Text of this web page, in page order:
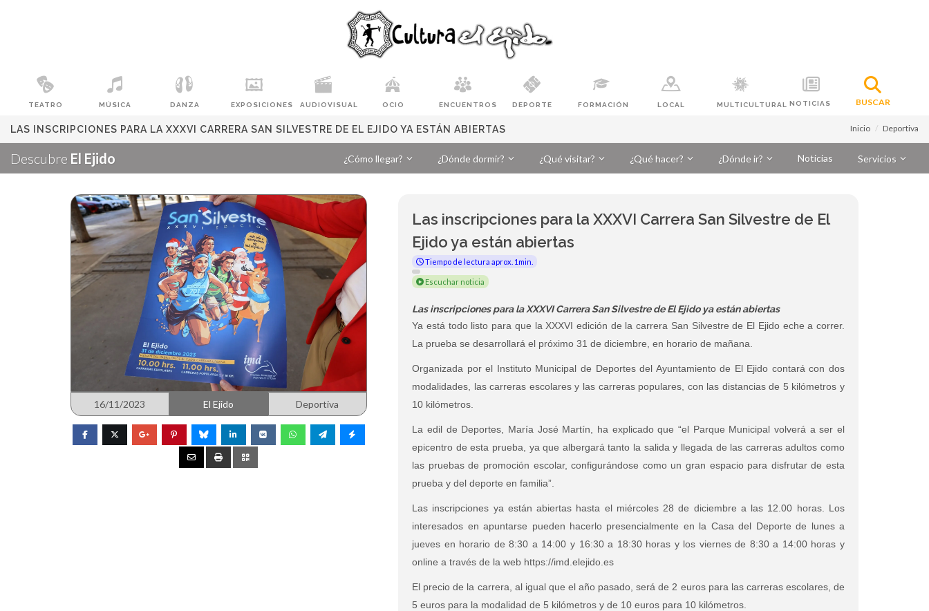
TEATRO MÚSICA DANZA EXPOSICIONES AUDIOVISUAL OCIO ENCUENTROS DEPORTE FORMACIÓN LOCAL MULTICULTURAL NOTICIAS BUSCAR
LAS INSCRIPCIONES PARA LA XXXVI CARRERA SAN SILVESTRE DE EL EJIDO YA ESTÁN ABIERTAS Inicio Deportiva
Descubre El Ejido ¿Cómo llegar? ¿Dónde dormir? ¿Qué visitar? ¿Qué hacer? ¿Dónde ir? Noticias Servicios
16/11/2023 El Ejido Deportiva
Las inscripciones para la XXXVI Carrera San Silvestre de El
Ejido ya están abiertas
Tiempo de lectura aprox. 1min.
Escuchar noticia
Las inscripciones para la XXXVI Carrera San Silvestre de El Ejido ya están abiertas
Ya está todo listo para que la XXXVI edición de la carrera San Silvestre de El Ejido eche a correr.
La prueba se desarrollará el próximo 31 de diciembre, en horario de mañana.
Organizada por el Instituto Municipal de Deportes del Ayuntamiento de El Ejido contará con dos
modalidades, las carreras escolares y las carreras populares, con las distancias de 5 kilómetros y
10 kilómetros.
La edil de Deportes, María José Martín, ha explicado que “el Parque Municipal volverá a ser el
epicentro de esta prueba, ya que albergará tanto la salida y llegada de las carreras adultos como
las pruebas de promoción escolar, configurándose como un gran espacio para disfrutar de esta
prueba y del deporte en familia”.
Las inscripciones ya están abiertas hasta el miércoles 28 de diciembre a las 12.00 horas. Los
interesados en apuntarse pueden hacerlo presencialmente en la Casa del Deporte de lunes a
jueves en horario de 8:30 a 14:00 y 16:30 a 18:30 horas y los viernes de 8:30 a 14:00 horas y
online a través de la web https://imd.elejido.es
El precio de la carrera, al igual que el año pasado, será de 2 euros para las carreras escolares, de
5 euros para la modalidad de 5 kilómetros y de 10 euros para 10 kilómetros.